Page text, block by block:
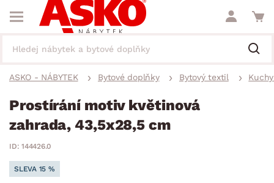
ASKO - NÁBYTEK Bytové doplňky Bytový textil
Prostírání motiv květinová
zahrada, 43,5x28,5 cm
ID: 144426.0
SLEVA 15 %